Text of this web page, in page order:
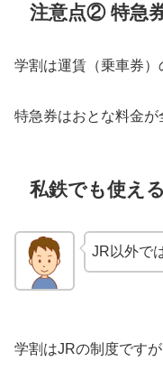
注意点② 特急
学割は運賃（乗車券）
特急券はおとな料金が
私鉄でも使える
JR以外で
学割はJRの制度です